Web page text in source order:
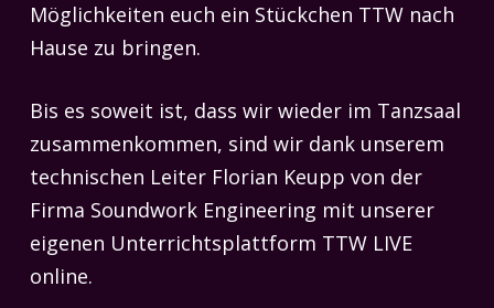
Möglichkeiten euch ein Stückchen TTW nach
Hause zu bringen.
Bis es soweit ist, dass wir wieder im Tanzsaal
zusammenkommen, sind wir dank unserem
technischen Leiter Florian Keupp von der
Firma Soundwork Engineering mit unserer
eigenen Unterrichtsplattform TTW LIVE
online.